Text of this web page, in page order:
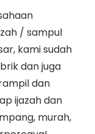
/ sampul
kami sudah
dan juga
dan
ijazah dan
murah,